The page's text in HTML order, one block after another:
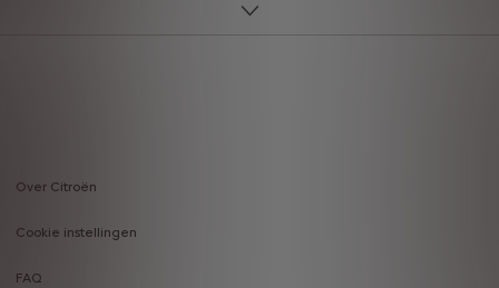
menu
Over Citroën
Cookie instellingen
FAQ